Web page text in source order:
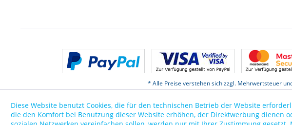
* Alle Preise verstehen sich zzgl. Mehrwertsteuer
Diese Website benutzt Cookies, die für den technischen Betrieb der Website
die den Komfort bei Benutzung dieser Website erhöhen, der Direktwerbung dienen